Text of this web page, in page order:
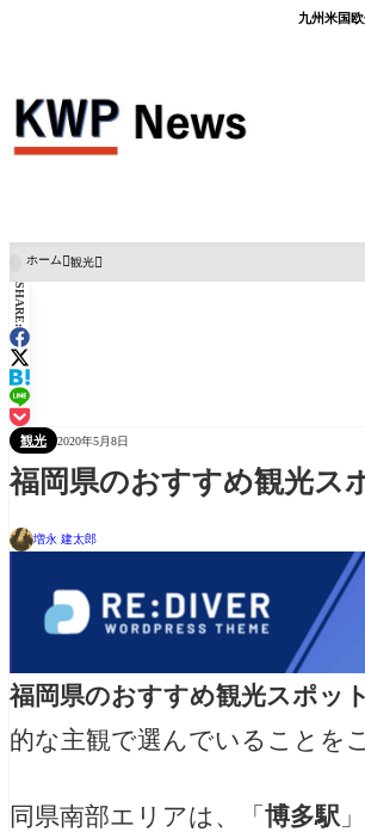
九州米国欧
ホーム 観光
SHARE:
観光 2020年5月8日
福岡県のおすすめ観光ス
増永 建太郎
福岡県のおすすめ観光スポッ
的な主観で選んでいることを
同県南部エリアは、「 博多駅